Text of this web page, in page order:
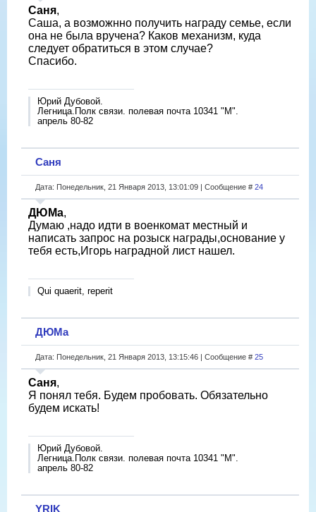
Саня,
Саша, а возможнно получить награду семье, если
она не была вручена? Каков механизм, куда
следует обратиться в этом случае?
Спасибо.
Юрий Дубовой.
Легница.Полк связи. полевая почта 10341 "М".
апрель 80-82
Саня
Дата: Понедельник, 21 Января 2013, 13:01:09 | Сообщение # 24
ДЮМа,
Думаю ,надо идти в военкомат местный и
написать запрос на розыск награды,основание у
тебя есть,Игорь наградной лист нашел.
Qui quaerit, reperit
ДЮМа
Дата: Понедельник, 21 Января 2013, 13:15:46 | Сообщение # 25
Саня,
Я понял тебя. Будем пробовать. Обязательно
будем искать!
Юрий Дубовой.
Легница.Полк связи. полевая почта 10341 "М".
апрель 80-82
YRIK